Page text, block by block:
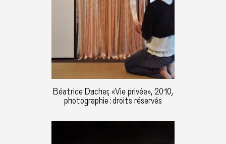
Béatrice Dacher, «Vie privée», 2010,
photographie : droits réservés